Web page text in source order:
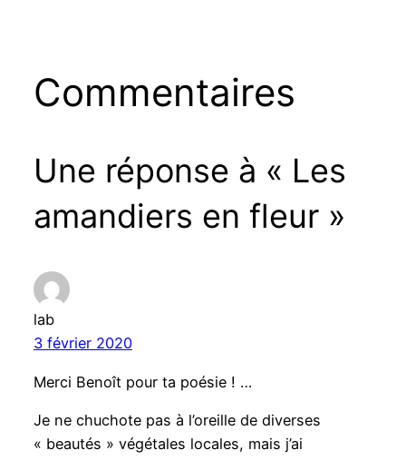
Commentaires
Une réponse à « Les
amandiers en fleur »
lab
3 février 2020
Merci Benoît pour ta poésie ! …
Je ne chuchote pas à l’oreille de diverses
« beautés » végétales locales, mais j’ai